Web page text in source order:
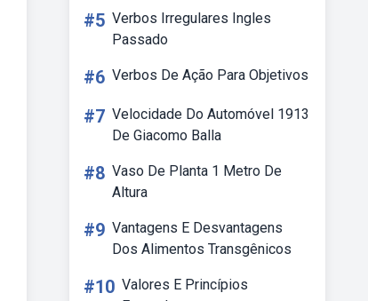
#5 Verbos Irregulares Ingles
Passado
#6 Verbos De Ação Para Objetivos
#7 Velocidade Do Automóvel 1913
De Giacomo Balla
#8 Vaso De Planta 1 Metro De
Altura
#9 Vantagens E Desvantagens
Dos Alimentos Transgênicos
#10 Valores E Princípios